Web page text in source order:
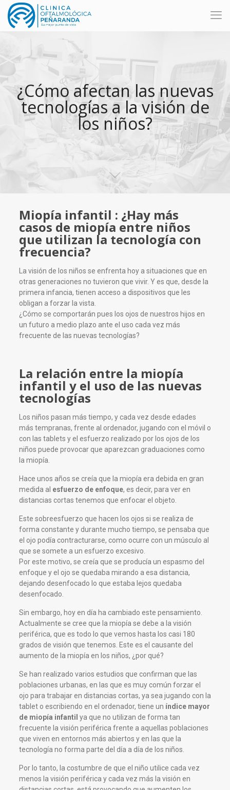
¿Cómo afectan las nuevas
tecnologías a la visión de
los niños?
Miopía infantil : ¿Hay más
casos de miopía entre niños
que utilizan la tecnología con
frecuencia?
La visión de los niños se enfrenta hoy a situaciones que en
otras generaciones no tuvieron que vivir. Y es que, desde la
primera infancia, tienen acceso a dispositivos que les
obligan a forzar la vista.
¿Cómo se comportarán pues los ojos de nuestros hijos en
un futuro a medio plazo ante el uso cada vez más
frecuente de las nuevas tecnologías?
La relación entre la miopía
infantil y el uso de las nuevas
tecnologías
Los niños pasan más tiempo, y cada vez desde edades
más tempranas, frente al ordenador, jugando con el móvil o
con las tablets y el esfuerzo realizado por los ojos de los
niños puede provocar que aparezcan graduaciones como
la miopía.
Hace unos años se creía que la miopía era debida en gran
medida al esfuerzo de enfoque, es decir, para ver en
distancias cortas tenemos que enfocar el objeto.
Este sobreesfuerzo que hacen los ojos si se realiza de
forma constante y durante mucho tiempo, se pensaba que
el ojo podía contracturarse, como ocurre con un músculo al
que se somete a un esfuerzo excesivo.
Por este motivo, se creía que se producía un espasmo del
enfoque y el ojo se quedaba mirando a esa distancia,
dejando desenfocado lo que estaba lejos quedaba
desenfocado.
Sin embargo, hoy en día ha cambiado este pensamiento.
Actualmente se cree que la miopía se debe a la visión
periférica, que es todo lo que vemos hasta los casi 180
grados de visión que tenemos. Este es el causante del
aumento de la miopía en los niños, ¿por qué?
Se han realizado varios estudios que confirman que las
poblaciones urbanas, en las que es muy común forzar el
ojo para trabajar en distancias cortas, ya sea jugando con la
tablet o escribiendo en el ordenador, tiene un índice mayor
de miopía infantil ya que no utilizan de forma tan
frecuente la visión periférica frente a aquellas poblaciones
que viven en entornos más abiertos y en las que la
tecnología no forma parte del día a día de los niños.
Por lo tanto, la costumbre de que el niño utilice cada vez
menos la visión periférica y cada vez más la visión en